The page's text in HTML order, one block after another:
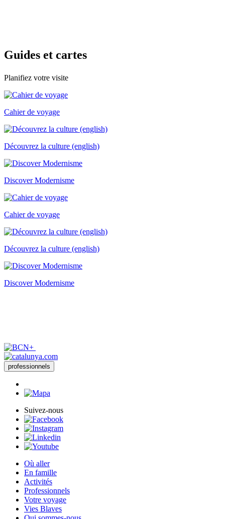
Guides et cartes
Planifiez votre visite
Cahier de voyage
Découvrez la culture (english)
Discover Modernisme
Cahier de voyage
Découvrez la culture (english)
Discover Modernisme
professionnels
Suivez-nous
Où aller
En famille
Activités
Professionnels
Votre voyage
Vies Blaves